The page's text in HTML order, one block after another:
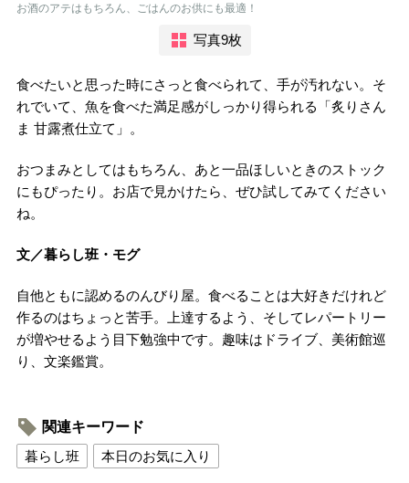
お酒のアテはもちろん、ごはんのお供にも最適！
写真9枚
食べたいと思った時にさっと食べられて、手が汚れない。そ
れでいて、魚を食べた満足感がしっかり得られる「炙りさん
ま 甘露煮仕立て」。
おつまみとしてはもちろん、あと一品ほしいときのストック
にもぴったり。お店で見かけたら、ぜひ試してみてください
ね。
文／暮らし班・モグ
自他ともに認めるのんびり屋。食べることは大好きだけれど
作るのはちょっと苦手。上達するよう、そしてレパートリー
が増やせるよう目下勉強中です。趣味はドライブ、美術館巡
り、文楽鑑賞。
関連キーワード
暮らし班
本日のお気に入り